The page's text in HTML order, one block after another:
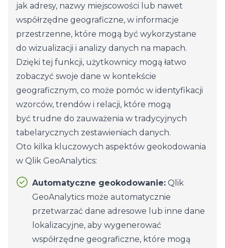
jak adresy, nazwy miejscowości lub nawet
współrzędne geograficzne, w informacje
przestrzenne, które mogą być wykorzystane
do wizualizacji i analizy danych na mapach.
Dzięki tej funkcji, użytkownicy mogą łatwo
zobaczyć swoje dane w kontekście
geograficznym, co może pomóc w identyfikacji
wzorców, trendów i relacji, które mogą
być trudne do zauważenia w tradycyjnych
tabelarycznych zestawieniach danych.
Oto kilka kluczowych aspektów geokodowania
w Qlik GeoAnalytics:
Automatyczne geokodowanie: Qlik
GeoAnalytics może automatycznie
przetwarzać dane adresowe lub inne dane
lokalizacyjne, aby wygenerować
współrzędne geograficzne, które mogą